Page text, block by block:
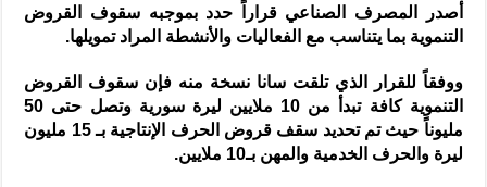
أصدر المصرف الصناعي قراراً حدد بموجبه سقوف القروض
التنموية بما يتناسب مع الفعاليات والأنشطة المراد تمويلها.
ووفقاً للقرار الذي تلقت سانا نسخة منه فإن سقوف القروض
التنموية كافة تبدأ من 10 ملايين ليرة سورية وتصل حتى 50
مليوناً حيث تم تحديد سقف قروض الحرف الإنتاجية بـ 15 مليون
ليرة والحرف الخدمية والمهن بـ10 ملايين.